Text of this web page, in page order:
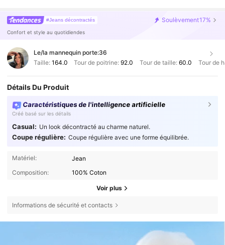
#Jeans décontractés Soulèvement17%
Confort et style au quotidiendes
Le/la mannequin porte:36
Taille: 164.0 Tour de poitrine:92.0 Tour de taille: 60.0 Tour de
Détails Du Produit
Caractéristiques de l'intelligence artificielle
Créé basé sur les détails
Casual: Un look décontracté au charme naturel.
Coupe régulière: Coupe régulière avec une forme équilibrée.
Matériel:
Jean
Composition:
100% Coton
Voir plus
Informations de sécurité et contacts